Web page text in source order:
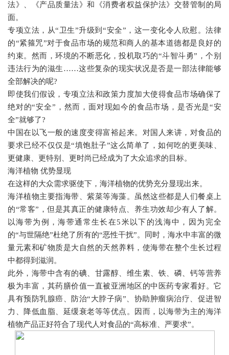
法》、《产品质量法》和《消费者权益保护法》交替管制的局
面。
专项立法，从“卫生”升级到 “安全” ，这一变化令人欣慰。法律
的“紧箍咒”对于食品市场的规范和商人的基本道德都是良好的
约束。然而，环境的不断恶化，投机取巧的“斗智斗勇” ，个别
违法行为的滋生……这些复杂的现实状况是否是一部法律能够
全部解决的呢?
即使我们假设，专项立法和政策力度加大使得食品市场确保了
绝对的“安全” ，然而，面对现如今的食品市场，是否光是“安
全”就够了?
中国在以飞一般的速度变得富裕起来。对国人来讲，对食品的
要求已经不仅仅是“填饱肚子”这么简单了，如何吃的更美味、
更健康、更特别、更时尚已经成为了大众追求的目标。
海洋植物 优势显现
在这样的大众需求驱使下，海洋植物的优势充分显现出来。
海洋植物主要指海带、紫菜等海藻。虽然这些都是人们餐桌上
的“常客” ，但是其真正的健康特点、养生功效却少有人了解。
以海带为例，海带通常生长在5米以下的浅海中，因为完全
的“与世隔绝”杜绝了所有的“恶性干扰”。同时，海水中丰富的微
量元素和矿物质是大自然的天然养料，使海带在整个生长过程
中都得到滋润。
此外，海带中含有的碘、甘露醇、维生素、铁、磷、钙等营养
极为丰富，其药膳价值一直被亚洲地区的中医药专家看好。它
具有预防乳腺癌、防治“大脖子病”、协助肿瘤病治疗、促进智
力、降低血脂、延缓衰老等等优点。因而，以海带为主的海洋
植物产品正好符合了现代人对食品的“高标准、严要求”。